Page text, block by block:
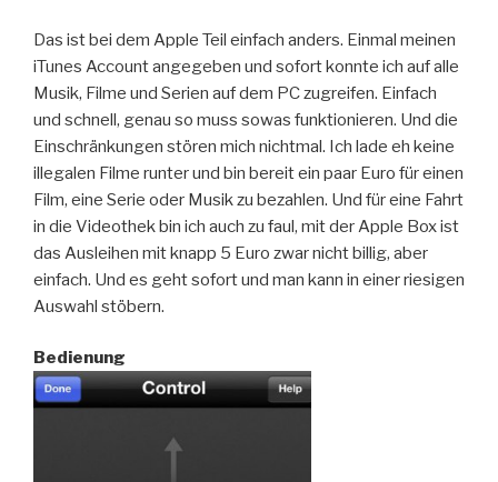
Das ist bei dem Apple Teil einfach anders. Einmal meinen
iTunes Account angegeben und sofort konnte ich auf alle
Musik, Filme und Serien auf dem PC zugreifen. Einfach
und schnell, genau so muss sowas funktionieren. Und die
Einschränkungen stören mich nichtmal. Ich lade eh keine
illegalen Filme runter und bin bereit ein paar Euro für einen
Film, eine Serie oder Musik zu bezahlen. Und für eine Fahrt
in die Videothek bin ich auch zu faul, mit der Apple Box ist
das Ausleihen mit knapp 5 Euro zwar nicht billig, aber
einfach. Und es geht sofort und man kann in einer riesigen
Auswahl stöbern.
Bedienung